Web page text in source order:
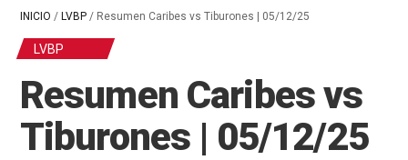
INICIO / LVBP/ Resumen Caribes vs Tiburones | 05/12/25
LVBP
Resumen Caribes vs
Tiburones | 05/12/25